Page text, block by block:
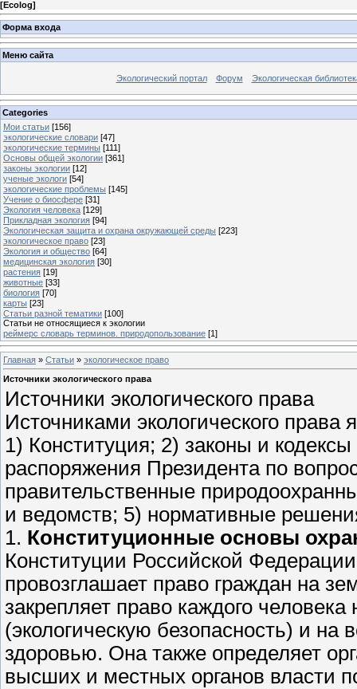
[Ecolog]
Форма входа
Меню сайта
Экологический портал Форум Экологическая
Categories
Мои статьи [156]
экологические словари [47]
экологические термины [111]
Основы общей экологии [361]
законы экологии [12]
ученые экологи [54]
экологические проблемы [145]
Учение о биосфере [31]
Экология человека [129]
Прикладная экология [94]
Экологическая защита и охрана окружающей среды [223]
экологическое право [23]
Экология и общество [64]
медицинская экология [30]
растения [19]
животные [33]
биология [70]
карты [23]
Статьи разной тематики [100]
Статьи не относящиеся к экологии
реймерс словарь терминов. природопользование [1]
Главная » Статьи » экологическое право
Источники экологического права
Источники экологического права
Источниками экологического
1) Конституция; 2) законы и
распоряжения Президента по
правительственные
и ведомств; 5) нормативные
1. Конституционные основы
Конституции Российской
провозглашает право граждан на
закрепляет право каждого
(экологическую безопасность) и
здоровью. Она также определяет
высших и местных органов власти